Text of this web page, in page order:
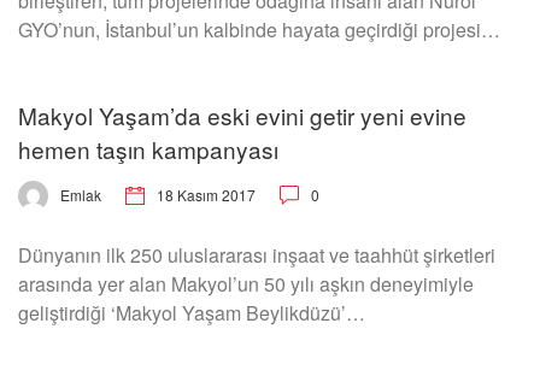
GYO’nun, İstanbul’un kalbinde hayata geçirdiği projesi…
Makyol Yaşam’da eski evini getir yeni evine
hemen taşın kampanyası
Emlak 18 Kasım 2017 0
Dünyanın ilk 250 uluslararası inşaat ve taahhüt şirketleri
arasında yer alan Makyol’un 50 yılı aşkın deneyimiyle
geliştirdiği ‘Makyol Yaşam Beylikdüzü’…